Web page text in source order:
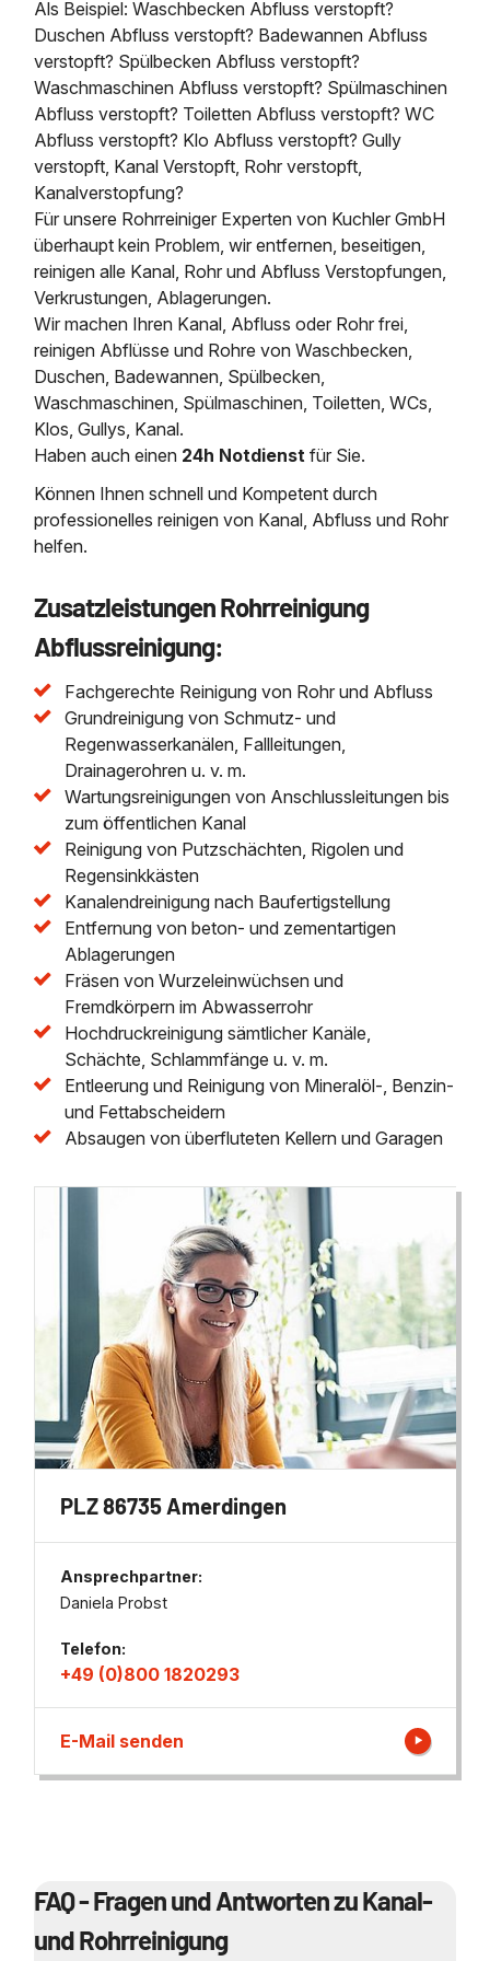
Als Beispiel: Waschbecken Abfluss verstopft?
Duschen Abfluss verstopft? Badewannen Abfluss
verstopft? Spülbecken Abfluss verstopft?
Waschmaschinen Abfluss verstopft? Spülmaschinen
Abfluss verstopft? Toiletten Abfluss verstopft? WC
Abfluss verstopft? Klo Abfluss verstopft? Gully
verstopft, Kanal Verstopft, Rohr verstopft,
Kanalverstopfung?
Für unsere Rohrreiniger Experten von Kuchler GmbH
überhaupt kein Problem, wir entfernen, beseitigen,
reinigen alle Kanal, Rohr und Abfluss Verstopfungen,
Verkrustungen, Ablagerungen.
Wir machen Ihren Kanal, Abfluss oder Rohr frei,
reinigen Abflüsse und Rohre von Waschbecken,
Duschen, Badewannen, Spülbecken,
Waschmaschinen, Spülmaschinen, Toiletten, WCs,
Klos, Gullys, Kanal.
Haben auch einen 24h Notdienst für Sie.
Können Ihnen schnell und Kompetent durch
professionelles reinigen von Kanal, Abfluss und Rohr
helfen.
Zusatzleistungen Rohrreinigung
Abflussreinigung:
Fachgerechte Reinigung von Rohr und Abfluss
Grundreinigung von Schmutz- und
Regenwasserkanälen, Fallleitungen,
Drainagerohren u. v. m.
Wartungsreinigungen von Anschlussleitungen bis
zum öffentlichen Kanal
Reinigung von Putzschächten, Rigolen und
Regensinkkästen
Kanalendreinigung nach Baufertigstellung
Entfernung von beton- und zementartigen
Ablagerungen
Fräsen von Wurzeleinwüchsen und
Fremdkörpern im Abwasserrohr
Hochdruckreinigung sämtlicher Kanäle,
Schächte, Schlammfänge u. v. m.
Entleerung und Reinigung von Mineralöl-, Benzin-
und Fettabscheidern
Absaugen von überfluteten Kellern und Garagen
PLZ 86735 Amerdingen
Ansprechpartner:
Daniela Probst
Telefon:
+49 (0)800 1820293
E-Mail senden
FAQ - Fragen und Antworten zu Kanal-
und Rohrreinigung